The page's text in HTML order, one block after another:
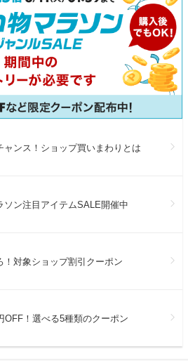
ャンス！ショップ買いまわりとは
ソン注目アイテムSALE開催中
！対象ショップ割引クーポン
OFF！選べる5種類のクーポン